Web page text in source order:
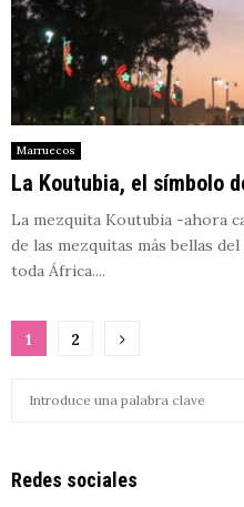
Marruecos
La Koutubia, el símbolo
La mezquita Koutubia -ahora
de las mezquitas más bellas
toda África....
Paginación
1 2
c
Redes sociales